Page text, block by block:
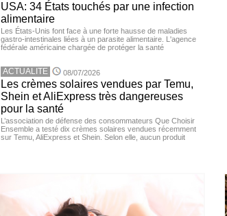
USA: 34 États touchés par une infection
alimentaire
Les États-Unis font face à une forte hausse de maladies
gastro-intestinales liées à un parasite alimentaire. L'agence
fédérale américaine chargée de protéger la santé
ACTUALITE 08/07/2026
Les crèmes solaires vendues par Temu,
Shein et AliExpress très dangereuses
pour la santé
L’association de défense des consommateurs Que Choisir
Ensemble a testé dix crèmes solaires vendues récemment
sur Temu, AliExpress et Shein. Selon elle, aucun produit